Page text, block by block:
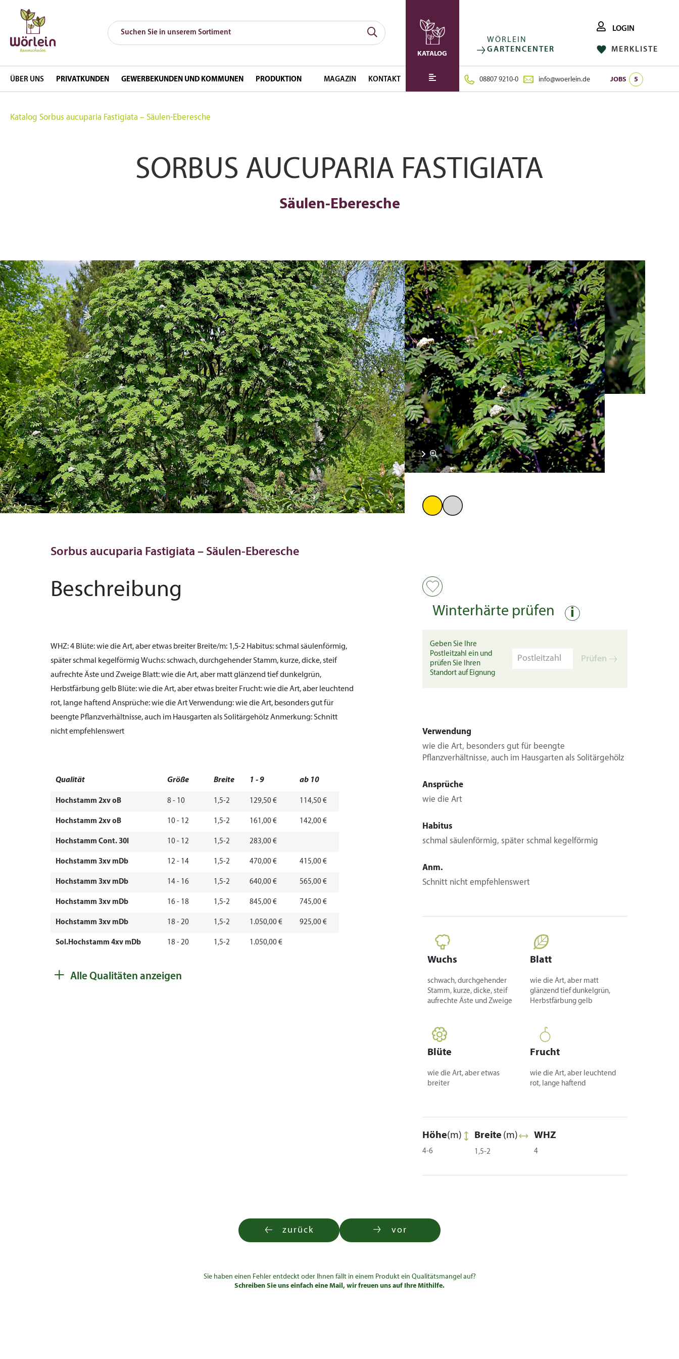
KATALOG
ÜBER UNS PRIVATKUNDEN GEWERBEKUNDEN UND KOMMUNEN PRODUKTION MAGAZIN KONTAKT
WÖRLEIN
GARTENCENTER
LOGIN
MERKLISTE
08807 9210-0 info@woerlein.de JOBS 5
FOLGE UNS AUF: INSTAGRAM FACEBOOK
Katalog Sorbus aucuparia Fastigiata – Säulen-Eberesche
SORBUS AUCUPARIA FASTIGIATA
Säulen-Eberesche
Sorbus aucuparia Fastigiata – Säulen-Eberesche
Beschreibung
WHZ:4 Blüte:wie die Art, aber etwas breiter Breite/m: 1,5-2 Habitus:schmal säulenförmig,
später schmal kegelförmig Wuchs:schwach, durchgehender Stamm, kurze, dicke, steif
aufrechte Äste und Zweige Blatt:wie die Art, aber matt glänzend tief dunkelgrün,
Herbstfärbung gelb Blüte:wie die Art, aber etwas breiter Frucht:wie die Art, aber leuchtend
rot, lange haftend Ansprüche:wie die ArtVerwendung:wie die Art, besonders gut für
beengte Pflanzverhältnisse, auch im Hausgarten als SolitärgehölzAnmerkung:Schnitt
nicht empfehlenswert
Qualität Größe Breite 1 - 9 ab 10
Hochstamm 2xv oB 8 - 10 1,5-2 129,50 € 114,50 €
Hochstamm 2xv oB 10 - 12 1,5-2 161,00 € 142,00 €
Hochstamm Cont. 30l 10 - 12 1,5-2 283,00 €
Hochstamm 3xv mDb 12 - 14 1,5-2 470,00 € 415,00 €
Hochstamm 3xv mDb 14 - 16 1,5-2 640,00 € 565,00 €
Hochstamm 3xv mDb 16 - 18 1,5-2 845,00 € 745,00 €
Hochstamm 3xv mDb 18 - 20 1,5-2 1.050,00 € 925,00 €
Sol.Hochstamm 4xv mDb 18 - 20 1,5-2 1.050,00 €
25 - 30
+ Alle Qualitäten anzeigen
Winterhärte prüfen i
Geben Sie Ihre
Postleitzahl ein und
prüfen Sie Ihren
Standort auf Eignung
Prüfen
Verwendung
wie die Art, besonders gut für beengte
Pflanzverhältnisse, auch im Hausgarten als Solitärgehölz
Ansprüche
wie die Art
Habitus
schmal säulenförmig, später schmal kegelförmig
Anm.
Schnitt nicht empfehlenswert
Wuchs
schwach, durchgehender
Stamm, kurze, dicke, steif
aufrechte Äste und Zweige
Blatt
wie die Art, aber matt
glänzend tief dunkelgrün,
Herbstfärbung gelb
Blüte
wie die Art, aber etwas
breiter
Frucht
wie die Art, aber leuchtend
rot, lange haftend
Höhe(m)
4-6
Breite (m)
1,5-2
WHZ
4
zurück vor
Sie haben einen Fehler entdeckt oder Ihnen fällt in einem Produkt ein Qualitätsmangel auf?
Schreiben Sie uns einfach eine Mail, wir freuen uns auf Ihre Mithilfe.